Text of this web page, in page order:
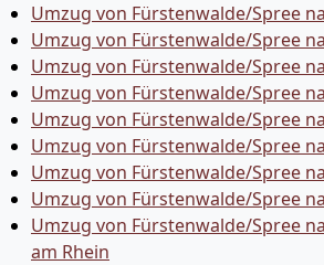
Umzug von Fürstenwalde/Spree
Umzug von Fürstenwalde/Spree
Umzug von Fürstenwalde/Spree
Umzug von Fürstenwalde/Spree
Umzug von Fürstenwalde/Spree
Umzug von Fürstenwalde/Spree
Umzug von Fürstenwalde/Spree
Umzug von Fürstenwalde/Spree
Umzug von Fürstenwalde/Spree
am Rhein